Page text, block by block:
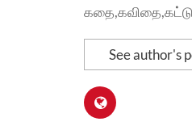
See author's